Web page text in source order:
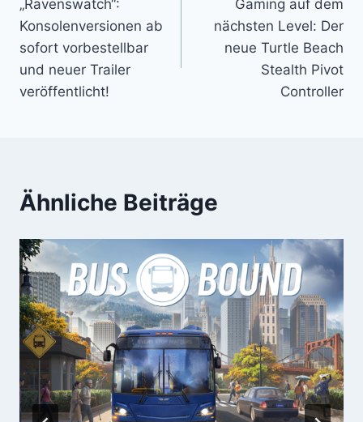
„Ravenswatch“:
Konsolenversionen ab
sofort vorbestellbar
und neuer Trailer
veröffentlicht!
Gaming auf dem
nächsten Level: Der
neue Turtle Beach
Stealth Pivot
Controller
Ähnliche Beiträge